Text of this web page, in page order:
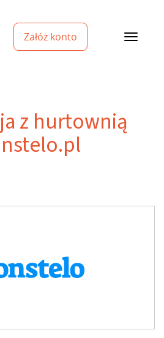
Załóż konto
z hurtownią